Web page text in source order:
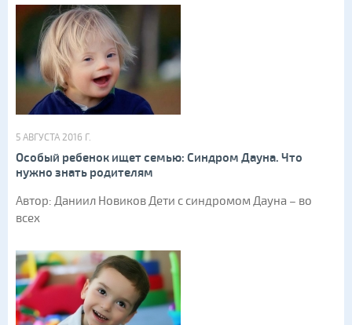
5 АВГУСТА 2016 Г.
Особый ребенок ищет семью: Синдром Дауна. Что
нужно знать родителям
Автор: Даниил Новиков Дети с синдромом Дауна – во
всех